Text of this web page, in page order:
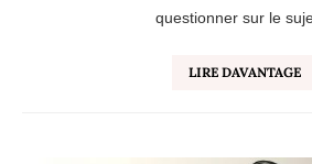
questionner sur le
LIRE DAVANTAGE